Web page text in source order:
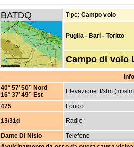
BATDQ Tipo: Campo volo
Puglia - Bari - Toritto
Campo di volo
40° 57’ 50” Nord
16° 37’ 49” Est
Elevazione ft/slm (mt/
475
Fondo
13/31d Radio
Dante Di Nisio Telefono